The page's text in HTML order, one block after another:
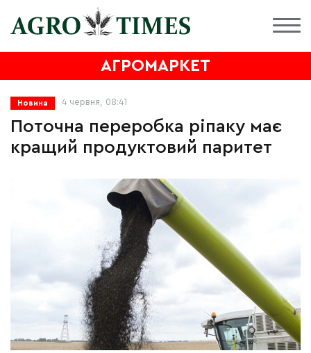
АГРОМАРКЕТ
Новина 4 червня, 08:41
Поточна переробка ріпаку має
кращий продуктовий паритет